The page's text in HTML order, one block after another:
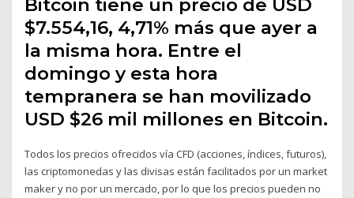
Bitcoin tiene un precio de USD
$7.554,16, 4,71% más que ayer a
la misma hora. Entre el
domingo y esta hora
tempranera se han movilizado
USD $26 mil millones en Bitcoin.
Todos los precios ofrecidos vía CFD (acciones, índices, futuros),
las criptomonedas y las divisas están facilitados por un market
maker y no por un mercado, por lo que los precios pueden no